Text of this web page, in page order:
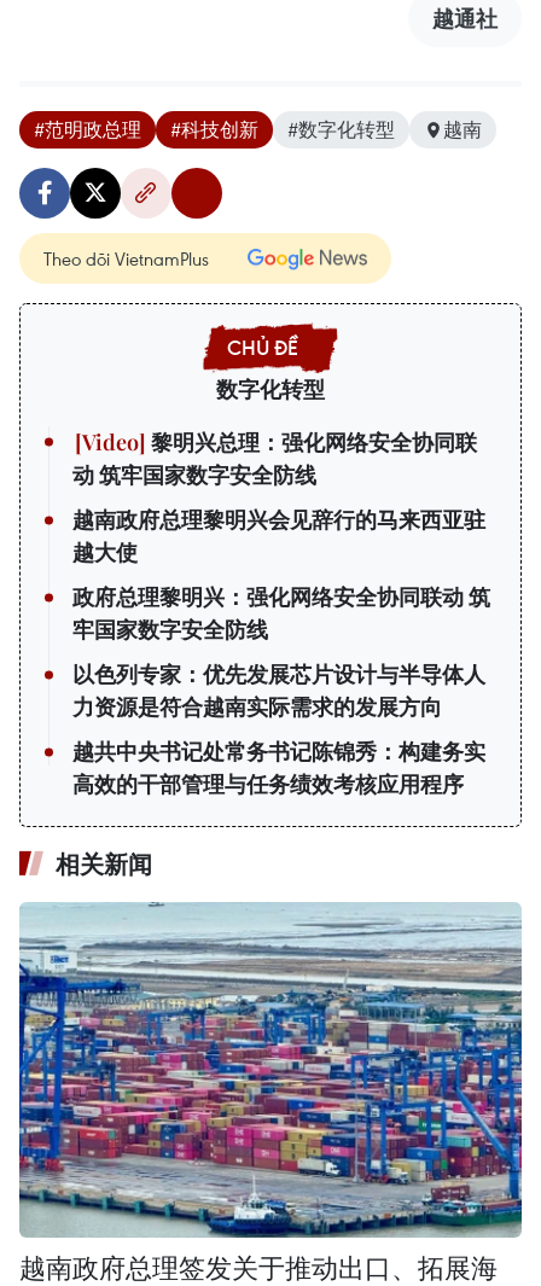
越通社
#范明政总理 #科技创新 #数字化转型 越南
Theo dõi VietnamPlus
数字化转型
黎明兴总理：强化网络安全协同联
动 筑牢国家数字安全防线
越南政府总理黎明兴会见辞行的马来西亚驻
越大使
政府总理黎明兴：强化网络安全协同联动 筑
牢国家数字安全防线
以色列专家：优先发展芯片设计与半导体人
力资源是符合越南实际需求的发展方向
越共中央书记处常务书记陈锦秀：构建务实
高效的干部管理与任务绩效考核应用程序
相关新闻
越南政府总理签发关于推动出口、拓展海